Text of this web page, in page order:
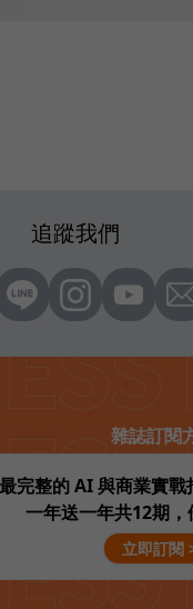
追蹤我們
雜誌訂閱
完整的 AI 與商業實
一年送一年共12期
立即訂閱